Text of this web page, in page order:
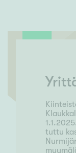
tuttu